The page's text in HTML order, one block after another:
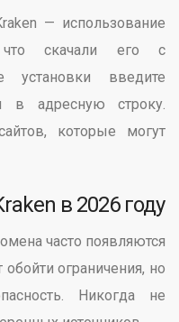
— использование
что скачали его с
установки введите
в адресную строку.
которые могут
в 2026 году
часто появляются
ограничения, но
Никогда не